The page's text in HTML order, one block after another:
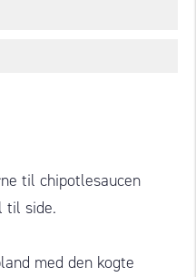
til chipotlesaucen
til side.
med den kogte